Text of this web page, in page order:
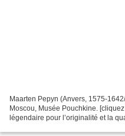
Maarten Pepyn (Anvers, 1575-
Moscou, Musée Pouchkine.
légendaire pour l’originalité et la